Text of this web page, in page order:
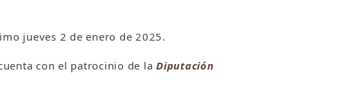
jueves 2 de enero de 2025.
con el patrocinio de la Diputación